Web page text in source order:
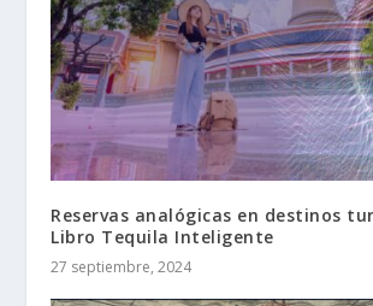
Reservas analógicas en destinos
Libro Tequila Inteligente
27 septiembre, 2024